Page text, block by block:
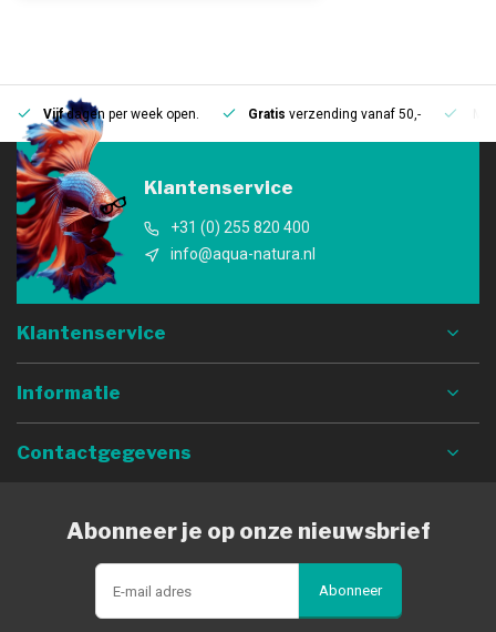
Vijfdagen per week open. Gratis verzending vanaf 50,-
Klantenservice
+31 (0) 255 820 400
info@aqua-natura.nl
Klantenservice
Informatie
Contactgegevens
Abonneer je op onze nieuwsbrief
Abonneer